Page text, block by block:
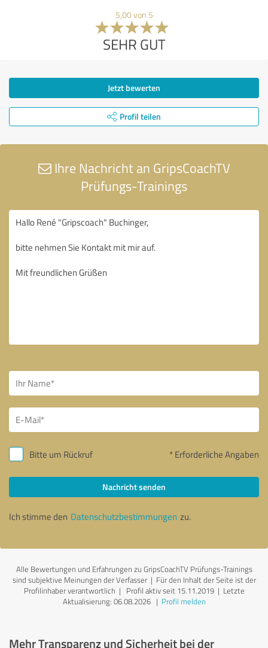
5,00 von 5
SEHR GUT
Jetzt bewerten
Profil teilen
Ihre Nachricht an GripsCoachTV
Prüfungs-Trainings
Bitte um Rückruf * Erforderliche Angaben
Nachricht senden
Ich stimme den Datenschutzbestimmungen zu.
Alle Bewertungen und Erfahrungen zu GripsCoachTV Prüfungs-Trainings
sind subjektive Meinungen der Verfasser | Für den Inhalt der Seite ist der
Profilinhaber verantwortlich | Profil aktiv seit 15.11.2019 | Letzte
Aktualisierung: 06.08.2026| Profil melden
Mehr Transparenz und Sicherheit bei der